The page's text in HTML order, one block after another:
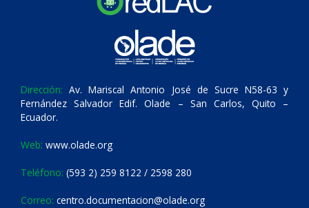
Dirección: Av. Mariscal Antonio José de Sucre N58-63 y
Fernández Salvador Edif. Olade – San Carlos, Quito –
Ecuador.
Web: www.olade.org
Teléfono: (593 2) 259 8122 / 2598 280
Correo: centro.documentacion@olade.org